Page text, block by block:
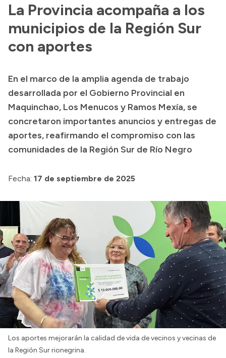
Delegaciones
Normativa
Consejo de Obras Públicas
Transparencia
Presupuesto
Boletín Oficial
Compras y licitaciones
Consulta de expedientes
Convocatorias
Intranet
Login
La Provincia acompaña a los
municipios de la Región Sur
con aportes
En el marco de la amplia agenda de trabajo
desarrollada por el Gobierno Provincial en
Maquinchao, Los Menucos y Ramos Mexía, se
concretaron importantes anuncios y entregas de
aportes, reafirmando el compromiso con las
comunidades de la Región Sur de Río Negro
Fecha: 17 de septiembre de 2025
Los aportes mejorarán la calidad de vida de vecinos y vecinas de
la Región Sur rionegrina.